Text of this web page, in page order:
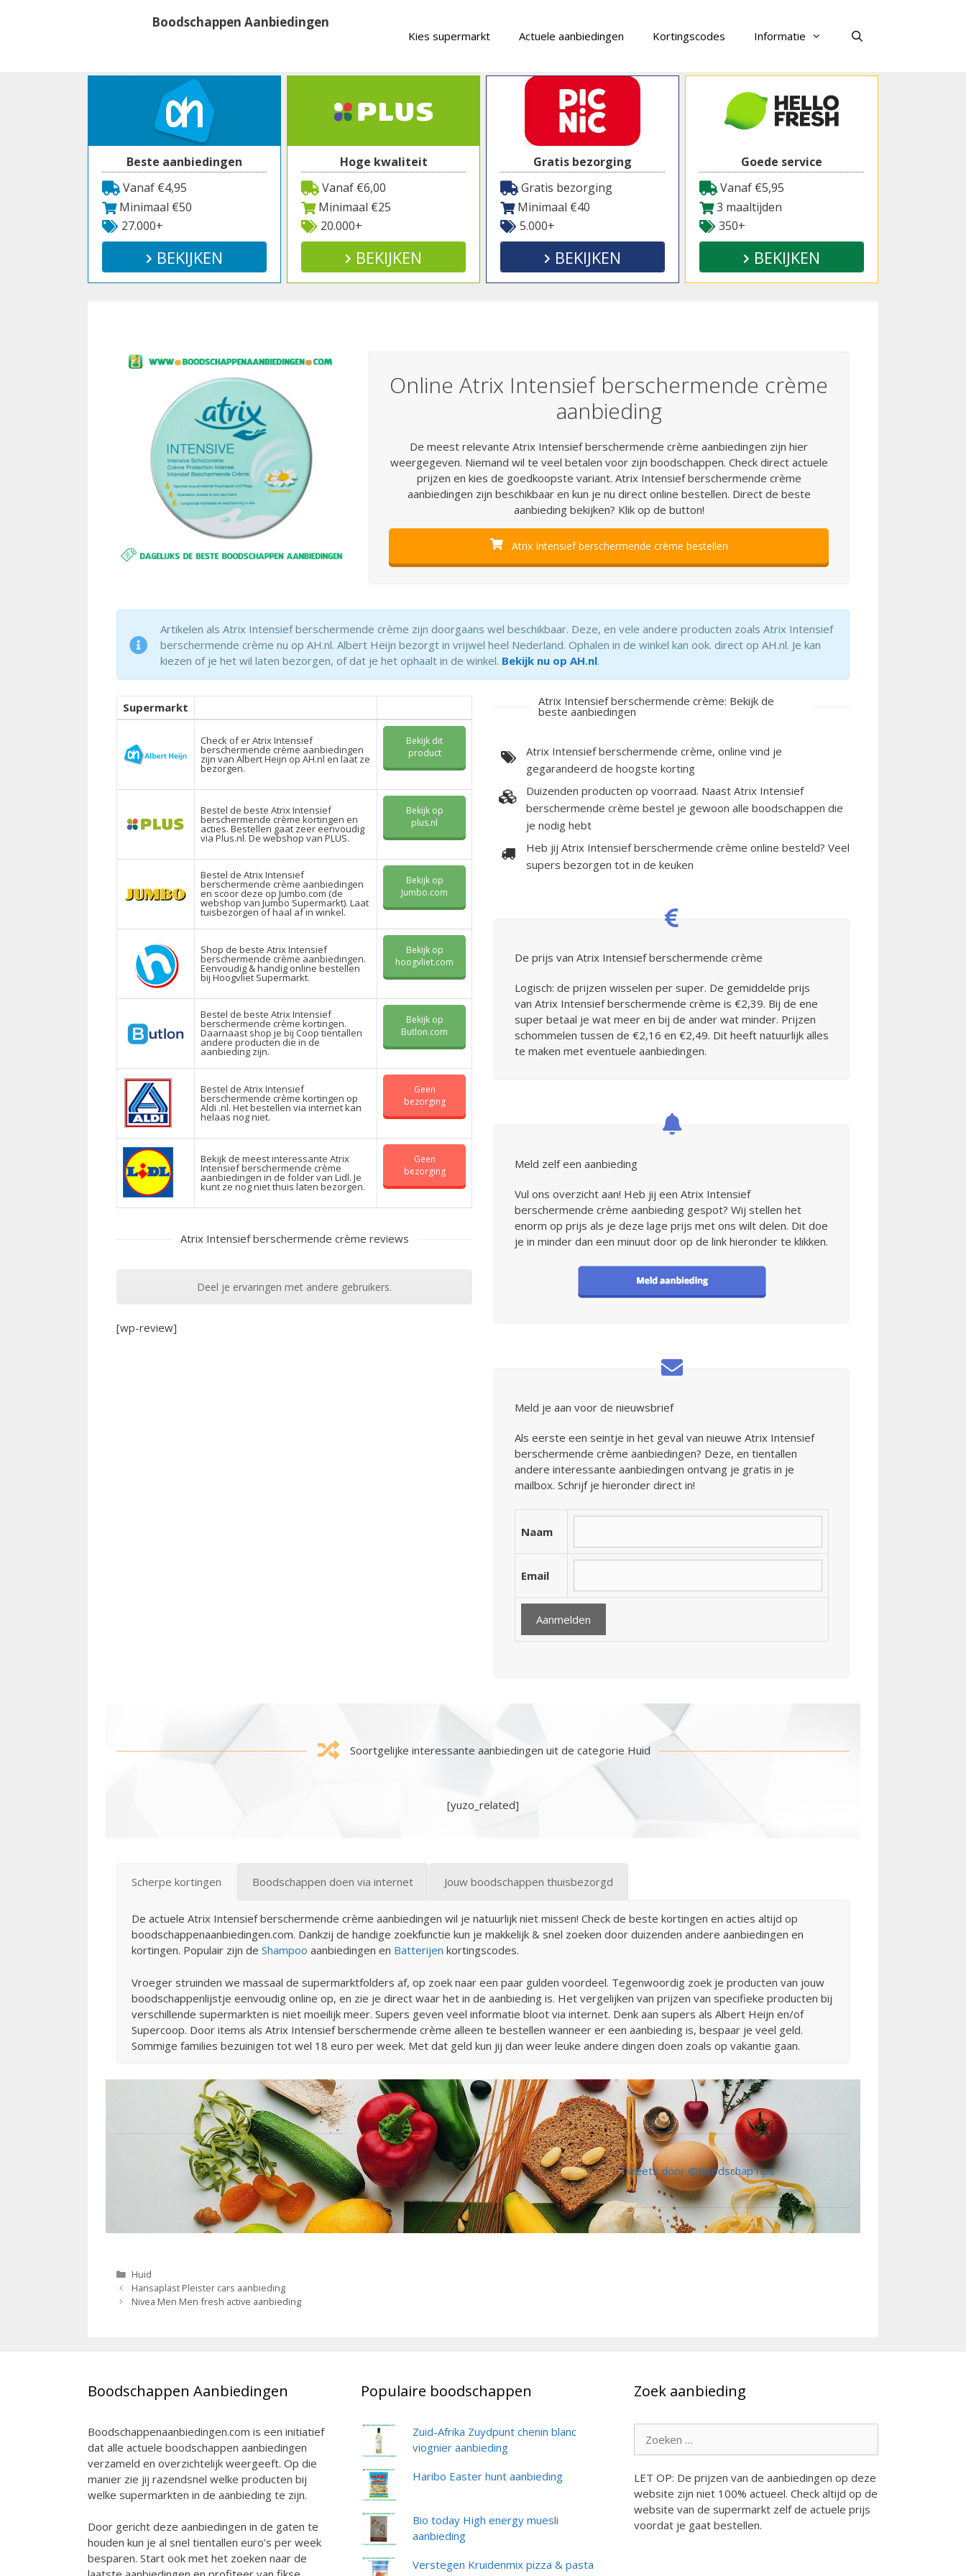
Boodschappen Aanbiedingen
Kies supermarkt Actuele aanbiedingen Kortingscodes Informatie
Beste aanbiedingen
Vanaf €4,95
Minimaal €50
27.000+
BEKIJKEN
Hoge kwaliteit
Vanaf €6,00
Minimaal €25
20.000+
BEKIJKEN
Gratis bezorging
Gratis bezorging
Minimaal €40
5.000+
BEKIJKEN
Goede service
Vanaf €5,95
3 maaltijden
350+
BEKIJKEN
Online Atrix Intensief berschermende crème
aanbieding
De meest relevante Atrix Intensief berschermende crème aanbiedingen zijn hier
weergegeven. Niemand wil te veel betalen voor zijn boodschappen. Check direct actuele
prijzen en kies de goedkoopste variant. Atrix Intensief berschermende crème
aanbiedingen zijn beschikbaar en kun je nu direct online bestellen. Direct de beste
aanbieding bekijken? Klik op de button!
Atrix Intensief berschermende crème bestellen
Artikelen als Atrix Intensief berschermende crème zijn doorgaans wel beschikbaar. Deze, en vele andere producten zoals Atrix Intensief
berschermende crème nu op AH.nl. Albert Heijn bezorgt in vrijwel heel Nederland. Ophalen in de winkel kan ook. direct op AH.nl. Je kan
kiezen of je het wil laten bezorgen, of dat je het ophaalt in de winkel. Bekijk nu op AH.nl.
Supermarkt
Check of er Atrix Intensief
berschermende crème aanbiedingen
zijn van Albert Heijn op AH.nl en laat ze
bezorgen.
Bekijk dit
product
Bestel de beste Atrix Intensief
berschermende crème kortingen en
acties. Bestellen gaat zeer eenvoudig
via Plus.nl. De webshop van PLUS.
Bekijk op
plus.nl
Bestel de Atrix Intensief
berschermende crème aanbiedingen
en scoor deze op Jumbo.com (de
webshop van Jumbo Supermarkt). Laat
tuisbezorgen of haal af in winkel.
Bekijk op
Jumbo.com
Shop de beste Atrix Intensief
berschermende crème aanbiedingen.
Eenvoudig & handig online bestellen
bij Hoogvliet Supermarkt.
Bekijk op
hoogvliet.com
Bestel de beste Atrix Intensief
berschermende crème kortingen.
Daarnaast shop je bij Coop tientallen
andere producten die in de
aanbieding zijn.
Bekijk op
Butlon.com
Bestel de Atrix Intensief
berschermende crème kortingen op
Aldi .nl. Het bestellen via internet kan
helaas nog niet.
Geen
bezorging
Bekijk de meest interessante Atrix
Intensief berschermende crème
aanbiedingen in de folder van Lidl. Je
kunt ze nog niet thuis laten bezorgen.
Geen
bezorging
Atrix Intensief berschermende crème reviews
Deel je ervaringen met andere gebruikers.
[wp-review]
Atrix Intensief berschermende crème: Bekijk de
beste aanbiedingen
Atrix Intensief berschermende crème, online vind je
gegarandeerd de hoogste korting
Duizenden producten op voorraad. Naast Atrix Intensief
berschermende crème bestel je gewoon alle boodschappen die
je nodig hebt
Heb jij Atrix Intensief berschermende crème online besteld? Veel
supers bezorgen tot in de keuken
De prijs van Atrix Intensief berschermende crème
Logisch: de prijzen wisselen per super. De gemiddelde prijs
van Atrix Intensief berschermende crème is €2,39. Bij de ene
super betaal je wat meer en bij de ander wat minder. Prijzen
schommelen tussen de €2,16 en €2,49. Dit heeft natuurlijk alles
te maken met eventuele aanbiedingen.
Meld zelf een aanbieding
Vul ons overzicht aan! Heb jij een Atrix Intensief
berschermende crème aanbieding gespot? Wij stellen het
enorm op prijs als je deze lage prijs met ons wilt delen. Dit doe
je in minder dan een minuut door op de link hieronder te klikken.
Meld je aan voor de nieuwsbrief
Als eerste een seintje in het geval van nieuwe Atrix Intensief
berschermende crème aanbiedingen? Deze, en tientallen
andere interessante aanbiedingen ontvang je gratis in je
mailbox. Schrijf je hieronder direct in!
Naam
Email
Soortgelijke interessante aanbiedingen uit de categorie Huid
[yuzo_related]
Scherpe kortingen Boodschappen doen via internet Jouw boodschappen thuisbezorgd
De actuele Atrix Intensief berschermende crème aanbiedingen wil je natuurlijk niet missen! Check de beste kortingen en acties altijd op
boodschappenaanbiedingen.com. Dankzij de handige zoekfunctie kun je makkelijk & snel zoeken door duizenden andere aanbiedingen en
kortingen. Populair zijn de Shampoo aanbiedingen en Batterijen kortingscodes.
Vroeger struinden we massaal de supermarktfolders af, op zoek naar een paar gulden voordeel. Tegenwoordig zoek je producten van jouw
boodschappenlijstje eenvoudig online op, en zie je direct waar het in de aanbieding is. Het vergelijken van prijzen van specifieke producten bij
verschillende supermarkten is niet moeilijk meer. Supers geven veel informatie bloot via internet. Denk aan supers als Albert Heijn en/of
Supercoop. Door items als Atrix Intensief berschermende crème alleen te bestellen wanneer er een aanbieding is, bespaar je veel geld.
Sommige families bezuinigen tot wel 18 euro per week. Met dat geld kun jij dan weer leuke andere dingen doen zoals op vakantie gaan.
Tweets door @BoodschapTips
Categorieën
Huid
Berichtnavigatie
Hansaplast Pleister cars aanbieding
Nivea Men Men fresh active aanbieding
Boodschappen Aanbiedingen
Boodschappenaanbiedingen.com is een initiatief
dat alle actuele boodschappen aanbiedingen
verzameld en overzichtelijk weergeeft. Op die
manier zie jij razendsnel welke producten bij
welke supermarkten in de aanbieding te zijn.
Door gericht deze aanbiedingen in de gaten te
houden kun je al snel tientallen euro’s per week
besparen. Start ook met het zoeken naar de
Populaire boodschappen
Zuid-Afrika Zuydpunt chenin blanc
viognier aanbieding
Haribo Easter hunt aanbieding
Bio today High energy muesli
aanbieding
Verstegen Kruidenmix pizza & pasta
Zoek aanbieding
naar:
LET OP: De prijzen van de aanbiedingen op deze
website zijn niet 100% actueel. Check altijd op de
website van de supermarkt zelf de actuele prijs
voordat je gaat bestellen.